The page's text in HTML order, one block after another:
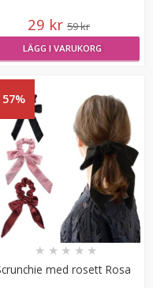
29 kr 59 kr
LÄGG I VARUKORG
med rosett Rosa
★ ★ ★ ★ ★